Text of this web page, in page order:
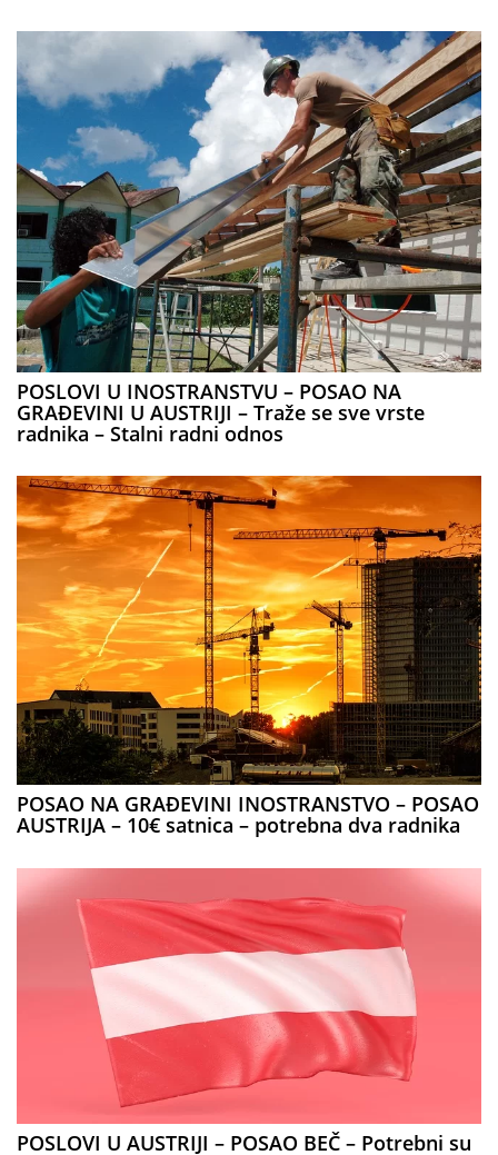
POSLOVI U INOSTRANSTVU – POSAO NA
GRAĐEVINI U AUSTRIJI – Traže se sve vrste
radnika – Stalni radni odnos
POSAO NA GRAĐEVINI INOSTRANSTVO – POSAO
AUSTRIJA – 10€ satnica – potrebna dva radnika
POSLOVI U AUSTRIJI – POSAO BEČ – Potrebni su